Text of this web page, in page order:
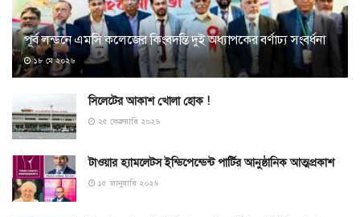
পূর্ব লন্ডনে এমসি কলেজের কিংবদন্তি দুই অধ্যাপকের বর্ণাঢ্য সংবর্ধনা
১৮ মে ২০২৬
সিলেটের আকাশ খোলা হোক !
২৫ ফেব্রুয়ারি ২০২৬
টাওয়ার হ্যামলেটস ইন্ডিপেন্ডেন্ট পার্টির আনুষ্ঠানিক আত্মপ্রকাশ
১৫ জানুয়ারি ২০২৬